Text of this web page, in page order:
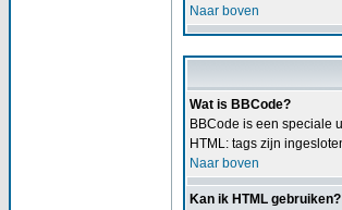
Naar boven
Wat is BBCode?
BBCode is een speciale
HTML: tags zijn
Naar boven
Kan ik HTML gebruiken?